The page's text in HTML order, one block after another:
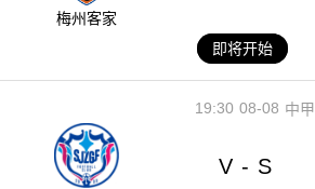
梅州客家
即将开始
08-08
19:30 中甲
V - S